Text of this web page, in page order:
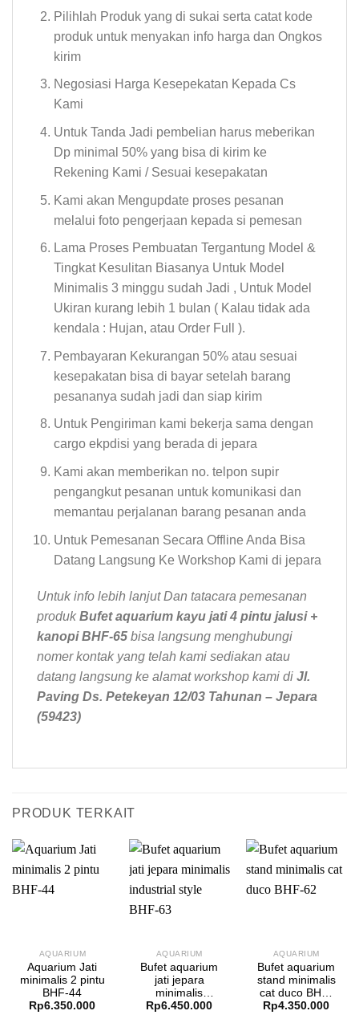
Pilihlah Produk yang di sukai serta catat kode
produk untuk menyakan info harga dan Ongkos
kirim
Negosiasi Harga Kesepekatan Kepada Cs
Kami
Untuk Tanda Jadi pembelian harus meberikan
Dp minimal 50% yang bisa di kirim ke
Rekening Kami / Sesuai kesepakatan
Kami akan Mengupdate proses pesanan
melalui foto pengerjaan kepada si pemesan
Lama Proses Pembuatan Tergantung Model &
Tingkat Kesulitan Biasanya Untuk Model
Minimalis 3 minggu sudah Jadi , Untuk Model
Ukiran kurang lebih 1 bulan ( Kalau tidak ada
kendala : Hujan, atau Order Full ).
Pembayaran Kekurangan 50% atau sesuai
kesepakatan bisa di bayar setelah barang
pesananya sudah jadi dan siap kirim
Untuk Pengiriman kami bekerja sama dengan
cargo ekpdisi yang berada di jepara
Kami akan memberikan no. telpon supir
pengangkut pesanan untuk komunikasi dan
memantau perjalanan barang pesanan anda
Untuk Pemesanan Secara Offline Anda Bisa
Datang Langsung Ke Workshop Kami di jepara
Untuk info lebih lanjut Dan tatacara pemesanan
produkBufet aquarium kayu jati 4 pintu jalusi +
kanopi BHF-65 bisa langsung menghubungi
nomer kontak yang telah kami sediakan atau
datang langsung ke alamat workshop kami di Jl.
Paving Ds. Petekeyan 12/03 Tahunan – Jepara
(59423)
PRODUK TERKAIT
AQUARIUM
Aquarium Jati
minimalis 2 pintu
BHF-44
Rp6.350.000
AQUARIUM
Bufet aquarium
jati jepara
minimalis
industrial style
Rp6.450.000
AQUARIUM
Bufet aquarium
stand minimalis
cat duco BHF-
62
Rp4.350.000